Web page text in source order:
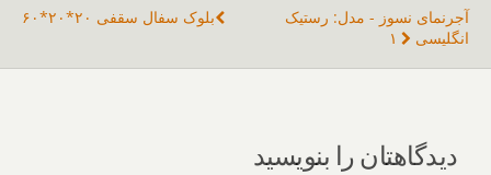
بلوک سفال سقفی ۲۰*۲۰*۶۰
آجرنمای نسوز - مدل: رستیک
انگلیسی ۱
دیدگاهتان را بنویسید